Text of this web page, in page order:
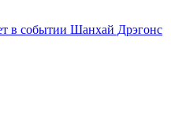
Шанхай Дрэгонс